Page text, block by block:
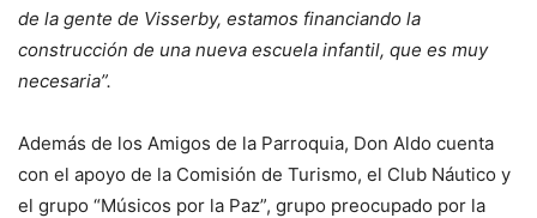
de la gente de Visserby, estamos financiando la
construcción de una nueva escuela infantil, que es muy
necesaria”.
Además de los Amigos de la Parroquia, Don Aldo cuenta
con el apoyo de la Comisión de Turismo, el Club Náutico y
el grupo “Músicos por la Paz”, grupo preocupado por la